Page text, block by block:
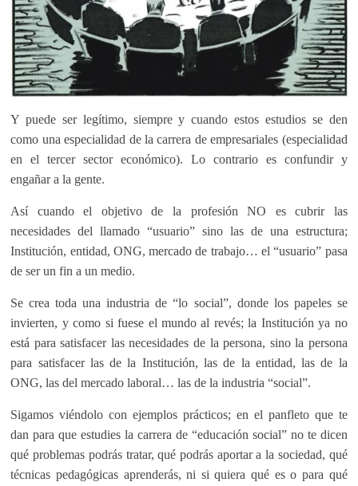
Y puede ser legítimo, siempre y cuando estos estudios se den
como una especialidad de la carrera de empresariales (especialidad
en el tercer sector económico). Lo contrario es confundir y
engañar a la gente.
Así cuando el objetivo de la profesión NO es cubrir las
necesidades del llamado “usuario” sino las de una estructura;
Institución, entidad, ONG, mercado de trabajo… el “usuario” pasa
de ser un fin a un medio.
Se crea toda una industria de “lo social”, donde los papeles se
invierten, y como si fuese el mundo al revés; la Institución ya no
está para satisfacer las necesidades de la persona, sino la persona
para satisfacer las de la Institución, las de la entidad, las de la
ONG, las del mercado laboral… las de la industria “social”.
Sigamos viéndolo con ejemplos prácticos; en el panfleto que te
dan para que estudies la carrera de “educación social” no te dicen
qué problemas podrás tratar, qué podrás aportar a la sociedad, qué
técnicas pedagógicas aprenderás, ni si quiera qué es o para qué